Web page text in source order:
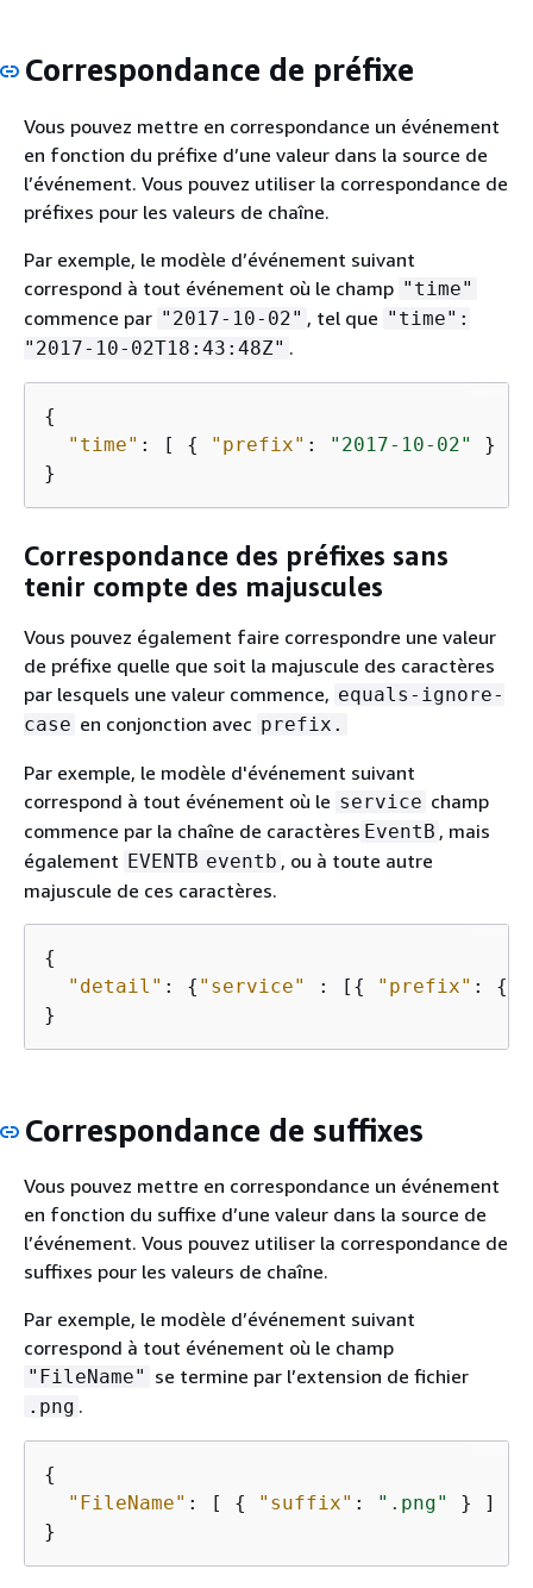
Correspondance de préfixe
Vous pouvez mettre en correspondance un événement
en fonction du préfixe d’une valeur dans la source de
l’événement. Vous pouvez utiliser la correspondance de
préfixes pour les valeurs de chaîne.
Par exemple, le modèle d’événement suivant
correspond à tout événement où le champ "time"
commence par "2017-10-02" , tel que "time":
"2017-10-02T18:43:48Z" .
{
"time" : [ { "prefix" : "2017-10-02"
} ]
}
Correspondance des préfixes sans
tenir compte des majuscules
Vous pouvez également faire correspondre une valeur
de préfixe quelle que soit la majuscule des caractères
par lesquels une valeur commence, equals-ignore-
case en conjonction avec prefix.
Par exemple, le modèle d'événement suivant
correspond à tout événement où le service champ
commence par la chaîne de caractères EventB , mais
également EVENTB eventb , ou à toute autre
majuscule de ces caractères.
{
"detail" : { "service" : [ { "prefix" : {
}
Correspondance de suffixes
Vous pouvez mettre en correspondance un événement
en fonction du suffixe d’une valeur dans la source de
l’événement. Vous pouvez utiliser la correspondance de
suffixes pour les valeurs de chaîne.
Par exemple, le modèle d’événement suivant
correspond à tout événement où le champ
"FileName" se termine par l’extension de fichier
.png .
{
"FileName" : [ { "suffix" : ".png"
} ]
}